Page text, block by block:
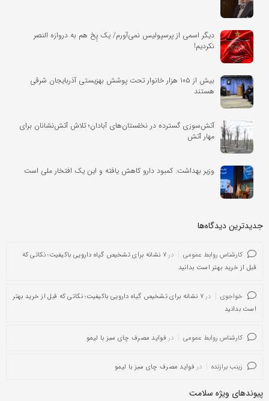
دیگر اسمی از پرسپولیس نمی‌آورم/ یک پِخ هم به دروازه النصر
نکردیم!
بیش از ۱۰۵ هزار خانوار تحت پوشش بهزیستی آذربایجان شرقی
هستند
آتش‌سوزی گسترده در نخلستان‌های آبادان؛ تلاش آتش‌نشانان برای
مهار آتش
وزیر بهداشت: کمبود دارو کاهش یافته و این یک افتخار ملی است
جدیدترین دیدگاه‌‌ها
کارشناس روابط عمومی در
۷ نشانه برای تشخیص گیاه دارویی باکیفیت؛ نکاتی که
قبل از خرید بهتر است بدانید
خواجوی در
۷ نشانه برای تشخیص گیاه دارویی باکیفیت؛ نکاتی که قبل از خرید بهتر
است بدانید
کارشناس روابط عمومی در فواید مصرف چای سبز با لیمو
زینب برازنده در فواید مصرف چای سبز با لیمو
پیوندهای ویژه سلامت